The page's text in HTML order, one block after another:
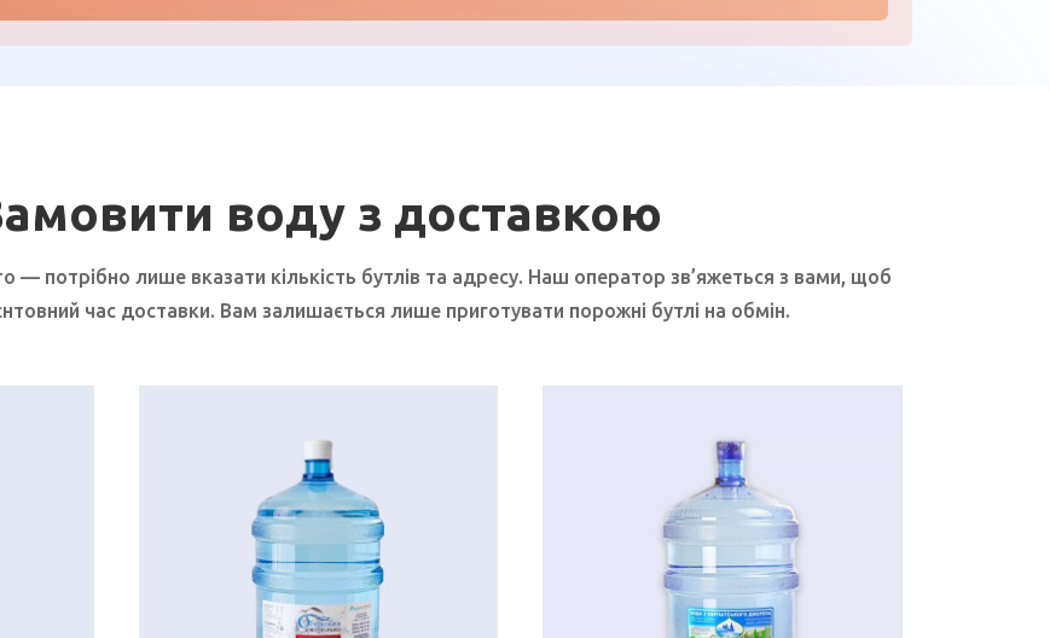
воду з доставкою
— потрібно лише вказати кількість бутлів та адресу. Наш оператор зв’яжеться з вами, щоб
час доставки. Вам залишається лише приготувати порожні бутлі на обмін.